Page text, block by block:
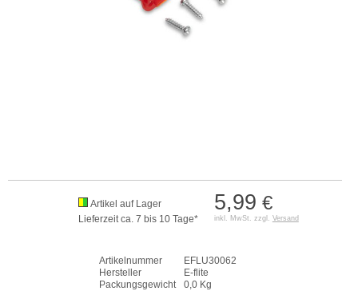
5,99 €
inkl. MwSt. zzgl. Versand
Artikel auf Lager
Lieferzeit ca. 7 bis 10 Tage*
Artikelnummer
EFLU30062
Hersteller
E-flite
Packungsgewicht
0,0 Kg